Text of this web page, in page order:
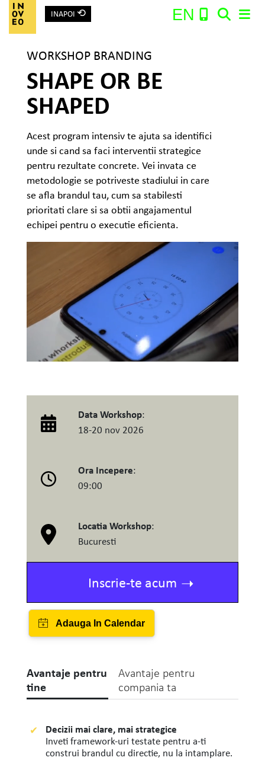
Main Navigation
INAPOI ⟲ EN
Search:
WORKSHOP BRANDING
SHAPE OR BE
SHAPED
Acest program intensiv te ajuta sa identifici
unde si cand sa faci interventii strategice
pentru rezultate concrete. Vei invata ce
metodologie se potriveste stadiului in care
se afla brandul tau, cum sa stabilesti
prioritati clare si sa obtii angajamentul
echipei pentru o executie eficienta.
Data Workshop:
18-20 nov 2026
Ora Incepere:
09:00
Locatia Workshop:
Bucuresti
Inscrie-te acum
Avantaje pentru
tine
Avantaje pentru
compania ta
Decizii mai clare, mai strategice
Inveti framework-uri testate pentru a-ti
construi brandul cu directie, nu la intamplare.